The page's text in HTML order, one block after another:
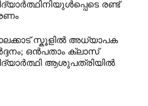
രണ്ട്
സ്കൂളിൽ അധ്യാപക
ഒൻപതാം ക്ലാസ്
ആശുപത്രിയിൽ